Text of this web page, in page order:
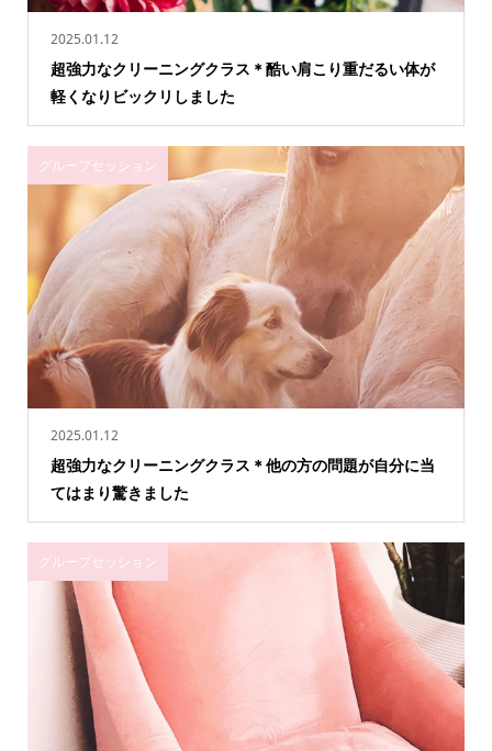
2025.01.12
超強力なクリーニングクラス＊酷い肩こり重だるい体が
軽くなりビックリしました
2025.01.12
超強力なクリーニングクラス＊他の方の問題が自分に当
てはまり驚きました
グループセッション
グループセッション